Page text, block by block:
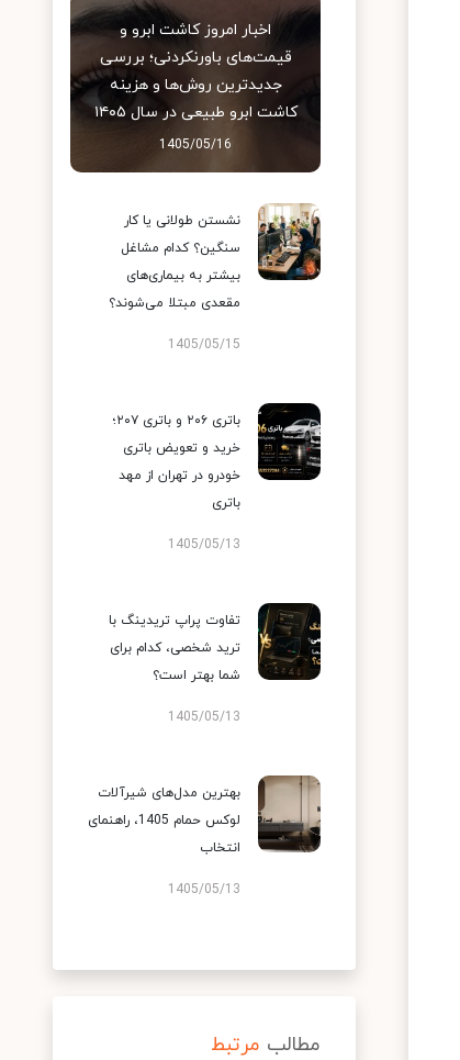
اخبار امروز کاشت ابرو و
قیمت‌های باورنکردنی؛ بررسی
جدیدترین روش‌ها و هزینه
کاشت ابرو طبیعی در سال ۱۴۰۵
1405/05/16
نشستن طولانی یا کار
سنگین؟ کدام مشاغل
بیشتر به بیماری‌های
مقعدی مبتلا می‌شوند؟
1405/05/15
باتری ۲۰۶ و باتری ۲۰۷؛
خرید و تعویض باتری
خودرو در تهران از مهد
باتری
1405/05/13
تفاوت پراپ تریدینگ با
ترید شخصی، کدام برای
شما بهتر است؟
1405/05/13
بهترین مدل‌های شیرآلات
لوکس حمام 1405، راهنمای
انتخاب
1405/05/13
مطالب مرتبط